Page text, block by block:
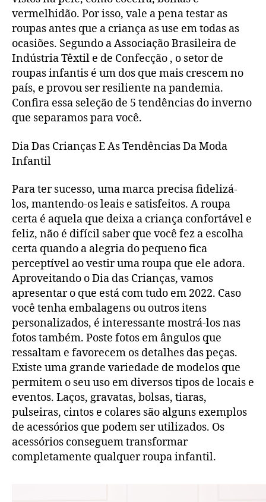
vermelhidão. Por isso, vale a pena testar as
roupas antes que a criança as use em todas as
ocasiões. Segundo a Associação Brasileira de
Indústria Têxtil e de Confecção , o setor de
roupas infantis é um dos que mais crescem no
país, e provou ser resiliente na pandemia.
Confira essa seleção de 5 tendências do inverno
que separamos para você.
Dia Das Crianças E As Tendências Da Moda
Infantil
Para ter sucesso, uma marca precisa fidelizá-
los, mantendo-os leais e satisfeitos. A roupa
certa é aquela que deixa a criança confortável e
feliz, não é difícil saber que você fez a escolha
certa quando a alegria do pequeno fica
perceptível ao vestir uma roupa que ele adora.
Aproveitando o Dia das Crianças, vamos
apresentar o que está com tudo em 2022. Caso
você tenha embalagens ou outros itens
personalizados, é interessante mostrá-los nas
fotos também. Poste fotos em ângulos que
ressaltam e favorecem os detalhes das peças.
Existe uma grande variedade de modelos que
permitem o seu uso em diversos tipos de locais e
eventos. Laços, gravatas, bolsas, tiaras,
pulseiras, cintos e colares são alguns exemplos
de acessórios que podem ser utilizados. Os
acessórios conseguem transformar
completamente qualquer roupa infantil.